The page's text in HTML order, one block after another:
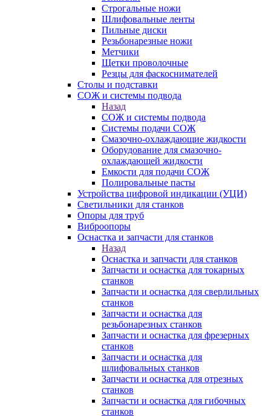
Строгальные ножи
Шлифовальные ленты
Пильные диски
Резьбонарезные ножи
Метчики
Щетки проволочные
Резцы для фаскоснимателей
Столы и подставки
СОЖ и системы подвода
Назад
СОЖ и системы подвода
Системы подачи СОЖ
Смазочно-охлаждающие жидкости
Оборудование для смазочно-
охлаждающей жидкости
Емкости для подачи СОЖ
Полировальные пасты
Устройства цифровой индикации (УЦИ)
Светильники для станков
Опоры для труб
Виброопоры
Оснастка и запчасти для станков
Назад
Оснастка и запчасти для станков
Запчасти и оснастка для токарных
станков
Запчасти и оснастка для сверлильных
станков
Запчасти и оснастка для
резьбонарезных станков
Запчасти и оснастка для фрезерных
станков
Запчасти и оснастка для
шлифовальных станков
Запчасти и оснастка для отрезных
станков
Запчасти и оснастка для гибочных
станков